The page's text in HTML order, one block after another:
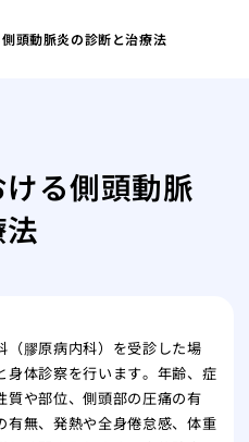
頭動脈炎の診断と治療法
録
る側頭動脈
（膠原病内科）を受診した場
身体診察を行います。年齢、症
質や部位、側頭部の圧痛の有
有無、発熱や全身倦怠感、体重